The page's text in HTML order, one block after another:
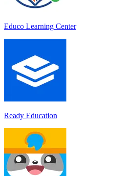
Educo Learning Center
Ready Education